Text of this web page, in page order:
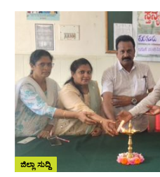
ಜಿಲ್ಲಾ ಸುದ್ದಿ